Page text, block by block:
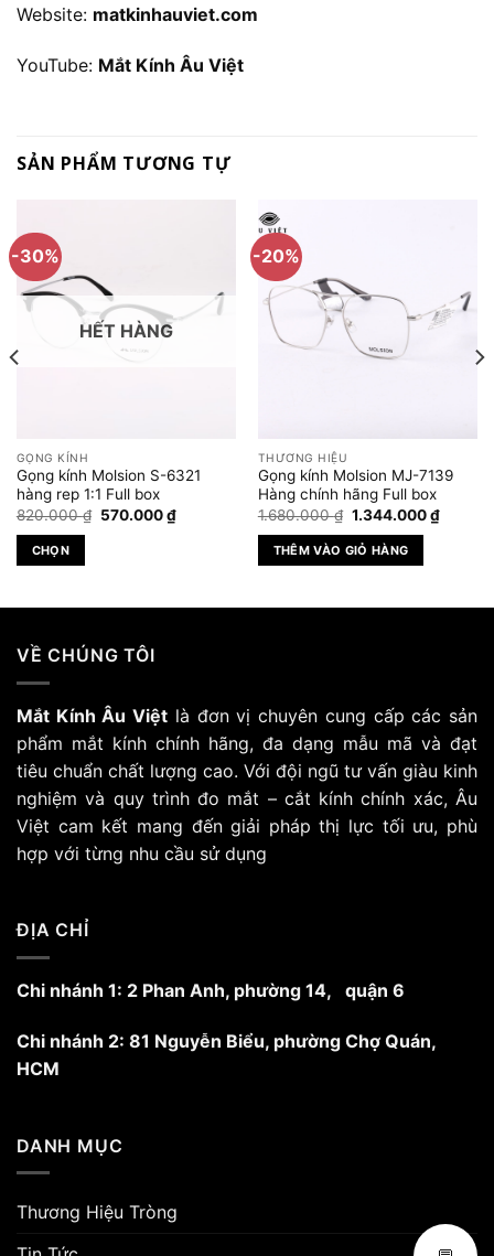
Website: matkinhauviet.com
YouTube: Mắt Kính Âu Việt
SẢN PHẨM TƯƠNG TỰ
-30%
HẾT HÀNG
GỌNG KÍNH
Gọng kính Molsion S-6321
hàng rep 1:1 Full box
820.000₫ Giá
570.000₫Giá
hiện
CHỌN
có
nhiều
biến
thể.
Các
tùy
chọn
có
thể
được
trang
sản
-20%
THƯƠNG HIỆU
Gọng kính Molsion MJ-7139
Hàng chính hãng Full box
1.680.000₫ Giá
là:
1.680.000 ₫.
1.344.000₫Giá
hiện
THÊM VÀO GIỎ HÀNG
₫.
VỀ CHÚNG TÔI
Mắt Kính Âu Việt là đơn vị chuyên cung cấp các sản
phẩm mắt kính chính hãng, đa dạng mẫu mã và đạt
tiêu chuẩn chất lượng cao. Với đội ngũ tư vấn giàu kinh
nghiệm và quy trình đo mắt – cắt kính chính xác, Âu
Việt cam kết mang đến giải pháp thị lực tối ưu, phù
hợp với từng nhu cầu sử dụng
ĐỊA CHỈ
Chi nhánh 1: 2 Phan Anh, phường 14, quận 6
Chi nhánh 2: 81 Nguyễn Biểu, phường Chợ Quán,
HCM
DANH MỤC
Thương Hiệu Tròng